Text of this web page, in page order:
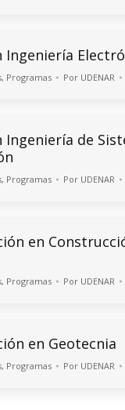
Ingeniería
, Programas Por UDENAR
Ingeniería de
, Programas Por UDENAR
en
, Programas Por UDENAR
en Geotecnia
, Programas Por UDENAR